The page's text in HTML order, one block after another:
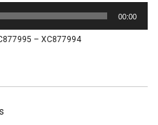
00:00
– XC877994